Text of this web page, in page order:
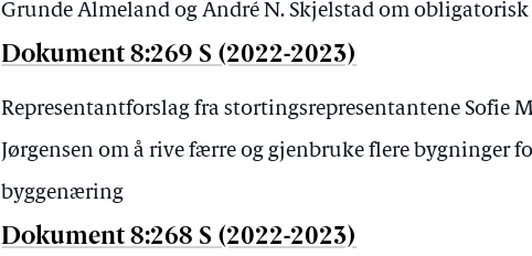
Grunde Almeland og André N. Skjelstad om
Dokument 8:269 S (2022-2023)
Representantforslag fra stortingsrepresentantene Sofie
Jørgensen om å rive færre og gjenbruke flere bygninger
byggenæring
Dokument 8:268 S (2022-2023)